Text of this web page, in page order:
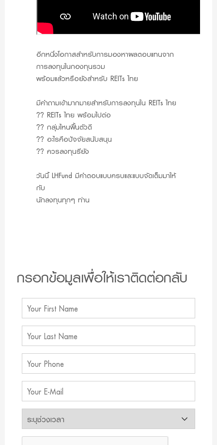
อีกหนึ่งโอกาสสำหรับการมองหาผลตอบแทนจาก
การลงทุนในกองทุนรวม
พร้อมแล้วหรือยังสำหรับ REITs ไทย
มีคำถามเข้ามากมายสำหรับการลงทุนใน REITs ไทย
?? REITs ไทย พร้อมไปต่อ
?? กลุ่มไหนฟื้นตัวดี
?? อะไรคือปัจจัยสนับสนุน
?? ควรลงทุนรึยัง
วันนี้ LHFund มีคำตอบแบบครบและแบบจัดเต็มมาให้
กับ
นักลงทุนทุกๆ ท่าน
กรอกข้อมูลเพื่อให้เราติดต่อกลับ